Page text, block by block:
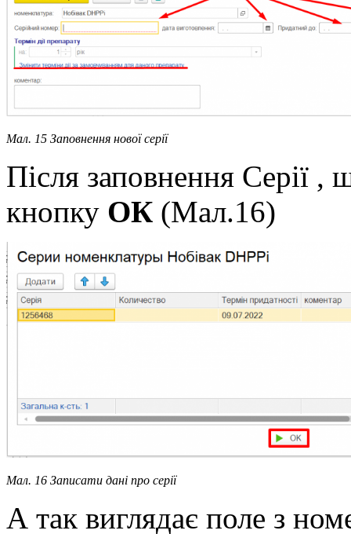
Мал. 15 Заповнення нової серії
Після заповнення Серії ,
кнопку ОК (Мал.16)
Мал. 16 Записати дані про серії
А так виглядає поле з